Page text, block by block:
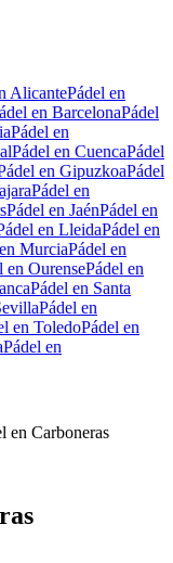
AlicantePádel en
en BarcelonaPádel
Pádel en
Pádel en CuencaPádel
en GipuzkoaPádel
Pádel en
Pádel en JaénPádel en
en LleidaPádel en
MurciaPádel en
en OurensePádel en
Pádel en Santa
Pádel en
en ToledoPádel en
Pádel en
en Carboneras